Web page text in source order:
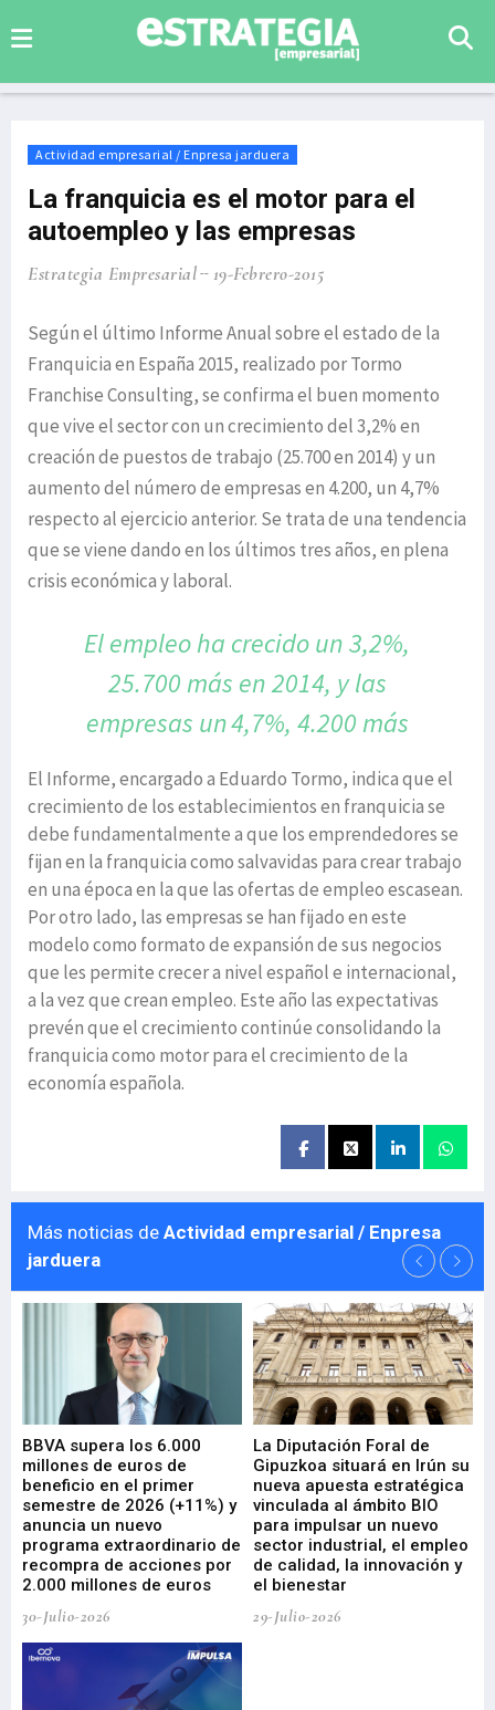
Actividad empresarial / Enpresa jarduera
La franquicia es el motor para el
autoempleo y las empresas
Estrategia Empresarial 19-Febrero-2015
Según el último Informe Anual sobre el estado de la
Franquicia en España 2015, realizado por Tormo
Franchise Consulting, se confirma el buen momento
que vive el sector con un crecimiento del 3,2% en
creación de puestos de trabajo (25.700 en 2014) y un
aumento del número de empresas en 4.200, un 4,7%
respecto al ejercicio anterior. Se trata de una tendencia
que se viene dando en los últimos tres años, en plena
crisis económica y laboral.
El empleo ha crecido un 3,2%,
25.700 más en 2014, y las
empresas un4,7%, 4.200 más
El Informe, encargado a Eduardo Tormo, indica que el
crecimiento de los establecimientos en franquicia se
debe fundamentalmente a que los emprendedores se
fijan en la franquicia como salvavidas para crear trabajo
en una época en la que las ofertas de empleo escasean.
Por otro lado, las empresas se han fijado en este
modelo como formato de expansión de sus negocios
que les permite crecer a nivel español e internacional,
a la vez que crean empleo. Este año las expectativas
prevén que el crecimiento continúe consolidando la
franquicia como motor para el crecimiento de la
economía española.
Más noticias de Actividad empresarial / Enpresa
jarduera
BBVA supera los 6.000
millones de euros de
beneficio en el primer
semestre de 2026 (+11%) y
anuncia un nuevo
programa extraordinario de
recompra de acciones por
2.000 millones de euros
30-Julio-2026
La Diputación Foral de
Gipuzkoa situará en Irún su
nueva apuesta estratégica
vinculada al ámbito BIO
para impulsar un nuevo
sector industrial, el empleo
de calidad, la innovación y
el bienestar
29-Julio-2026